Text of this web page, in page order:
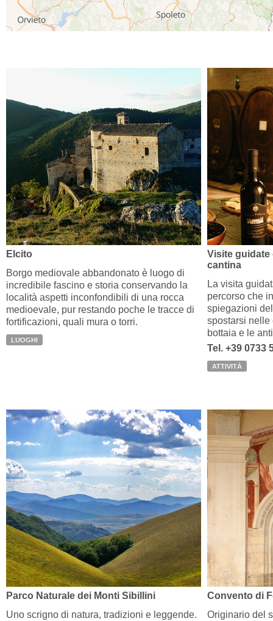
Elcito
Borgo mediovale abbandonato è luogo di
incredibile fascino e storia conservando la
località aspetti inconfondibili di una rocca
medioevale, pur restando poche le tracce di
fortificazioni, quali mura o torri.
LUOGHI
Visite guidate
cantina
La visita
percorso che
spiegazioni
spostarsi nelle
bottaia e le
Tel. +39 0733
ATTIVITÀ
Parco Naturale dei Monti Sibillini
Uno scrigno di natura, tradizioni e leggende.
Convento di
Originario del